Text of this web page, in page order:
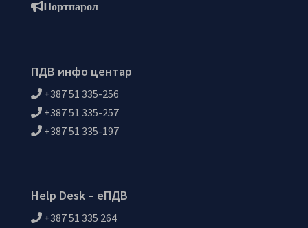
Портпарол
ПДВ инфо центар
+387 51 335-256
+387 51 335-257
+387 51 335-197
Help Desk – еПДВ
+387 51 335 264